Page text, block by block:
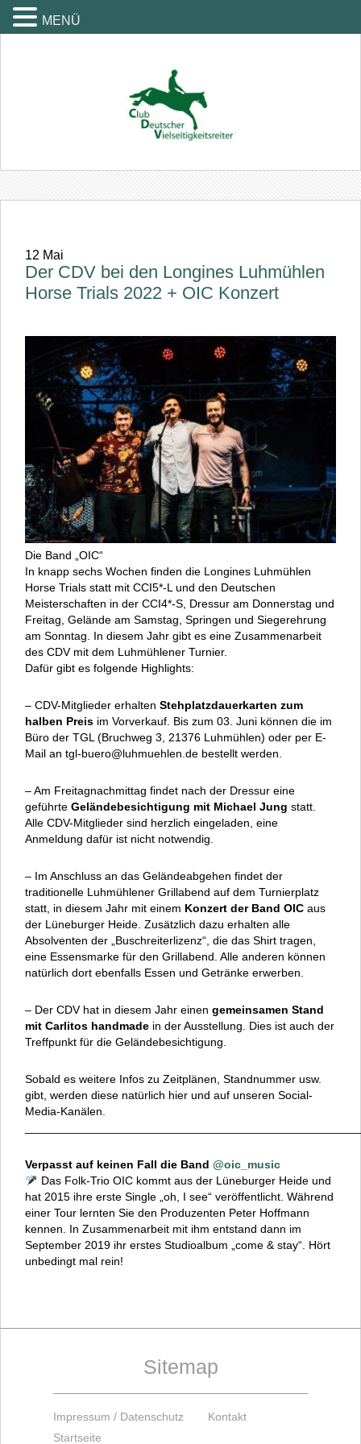
12 Mai
Der CDV bei den Longines Luhmühlen
Horse Trials 2022 + OIC Konzert
Die Band „OIC“
In knapp sechs Wochen finden die Longines Luhmühlen
Horse Trials statt mit CCI5*-L und den Deutschen
Meisterschaften in der CCI4*-S, Dressur am Donnerstag und
Freitag, Gelände am Samstag, Springen und Siegerehrung
am Sonntag. In diesem Jahr gibt es eine Zusammenarbeit
des CDV mit dem Luhmühlener Turnier.
Dafür gibt es folgende Highlights:
– CDV-Mitglieder erhalten Stehplatzdauerkarten zum
halben Preis im Vorverkauf. Bis zum 03. Juni können die im
Büro der TGL (Bruchweg 3, 21376 Luhmühlen) oder per E-
Mail an tgl-buero@luhmuehlen.de bestellt werden.
– Am Freitagnachmittag findet nach der Dressur eine
geführte Geländebesichtigung mit Michael Jung statt.
Alle CDV-Mitglieder sind herzlich eingeladen, eine
Anmeldung dafür ist nicht notwendig.
– Im Anschluss an das Geländeabgehen findet der
traditionelle Luhmühlener Grillabend auf dem Turnierplatz
statt, in diesem Jahr mit einem Konzert der Band OIC aus
der Lüneburger Heide. Zusätzlich dazu erhalten alle
Absolventen der „Buschreiterlizenz“, die das Shirt tragen,
eine Essensmarke für den Grillabend. Alle anderen können
natürlich dort ebenfalls Essen und Getränke erwerben.
– Der CDV hat in diesem Jahr einen gemeinsamen Stand
mit Carlitos handmade in der Ausstellung. Dies ist auch der
Treffpunkt für die Geländebesichtigung.
Sobald es weitere Infos zu Zeitplänen, Standnummer usw.
gibt, werden diese natürlich hier und auf unseren Social-
Media-Kanälen.
Verpasst auf keinen Fall die Band @oic_music
Das Folk-Trio OIC kommt aus der Lüneburger Heide und
hat 2015 ihre erste Single „oh, I see“ veröffentlicht. Während
einer Tour lernten Sie den Produzenten Peter Hoffmann
kennen. In Zusammenarbeit mit ihm entstand dann im
September 2019 ihr erstes Studioalbum „come & stay“. Hört
unbedingt mal rein!
Sitemap
Impressum / Datenschutz
Kontakt
Startseite
MENÜ